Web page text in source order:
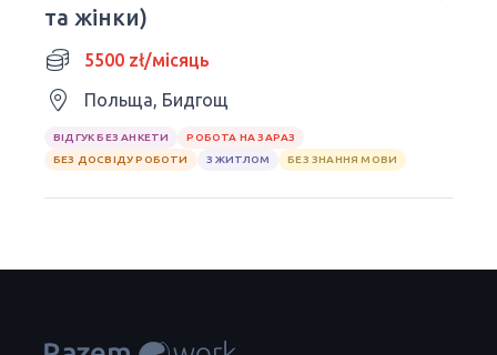
та жінки)
5500 zł/місяць
Польща, Бидгощ
ВІДГУК БЕЗ АНКЕТИ
РОБОТА НА ЗАРАЗ
БЕЗ ДОСВІДУ РОБОТИ
З ЖИТЛОМ БЕЗ ЗНАННЯ МОВИ